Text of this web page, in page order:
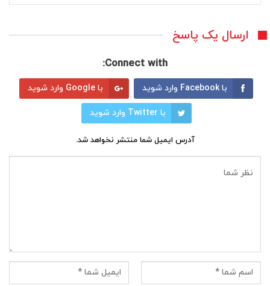
ارسال یک پاسخ
Connect with:
با Facebook وارد شوید با Google وارد شوید
با Twitter وارد شوید
آدرس ایمیل شما منتشر نخواهد شد.